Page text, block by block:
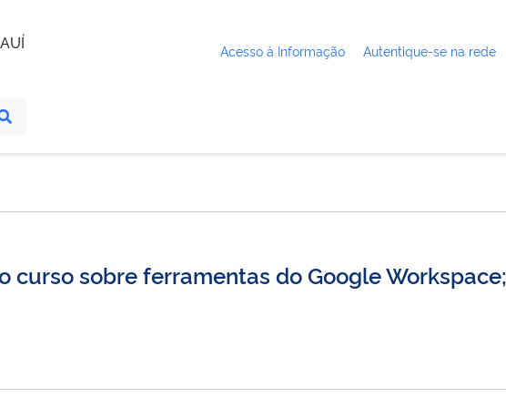
Acesso à Informação Autentique-se na rede
curso sobre ferramentas do Google Workspace;